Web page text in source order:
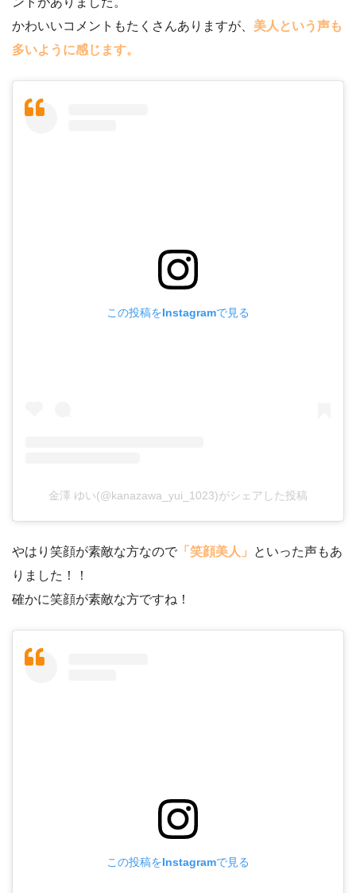
かわいいコメントもたくさんありますが、 美人という声も
多いように感じます。
この投稿をInstagramで見る
金澤 ゆい(@kanazawa_yui_1023)がシェアした投稿
やはり笑顔が素敵な方なので 「笑顔美人」
といった声もあ
りました！！
確かに笑顔が素敵な方ですね！
この投稿をInstagramで見る